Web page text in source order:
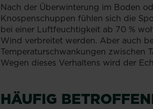
Nach der Überwinterung im Boden
Knospenschuppen fühlen sich die
bei einer Luftfeuchtigkeit ab 70 %
Wind verbreitet werden. Aber auch
Temperaturschwankungen zwischen
Wegen dieses Verhaltens wird der
HÄUFIG